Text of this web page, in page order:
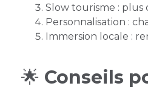
Slow tourisme :
Personnalisation :
Immersion locale :
🌟 Conseils